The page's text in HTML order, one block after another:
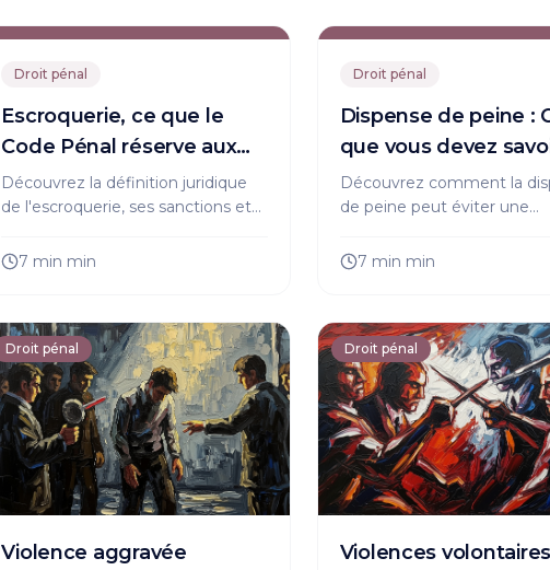
Droit pénal
Escroquerie, ce que le
Code Pénal réserve aux
fraudeurs
Découvrez la définition juridique
de l'escroquerie, ses sanctions et
victime. Protégez-vous
7 min min
Droit pénal
Dispense de peine :
que vous devez
pour en bénéficier
Découvrez comment la
de peine peut éviter une
culpabilité. Conditions,
7 min min
Droit pénal
Violence aggravée
Droit pénal
Violences